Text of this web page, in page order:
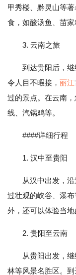
甲秀楼、黔灵山等
食，如酸汤鱼、苗家
3. 云南之旅
到达贵阳后，
令人目不暇接， 丽江
过的景点。在云南
线、汽锅鸡等。
####详细行程
1. 汉中至贵阳
从汉中出发，
过壮观的峡谷、瀑
外，还可以体验当地
2. 贵阳至云南
从贵阳出发，
林等风景名胜区。